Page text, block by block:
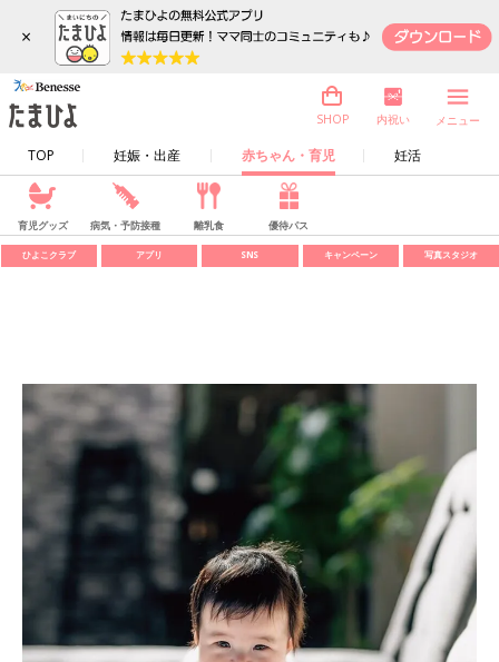
×
TOP 妊娠・出産 赤ちゃん・育児 妊活
SHOP 内祝い メニュー
育児グッズ 病気・予防接種 離乳食 優待パス
ひよこクラブ アプリ SNS キャンペーン 写真スタジオ